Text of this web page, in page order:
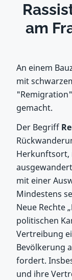
am
An einem
mit
gemacht.
Der Begriff
Herkunftsort,
mit einer
Mindestens
Neue Rechte
politischen
Vertreibung
Bevölkerung
fordert.
und ihre